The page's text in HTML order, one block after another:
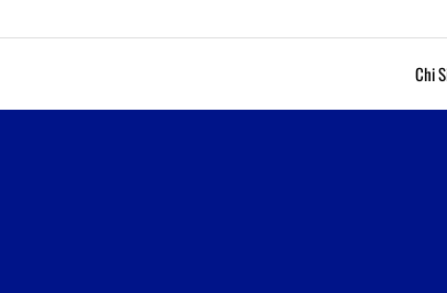
Chi